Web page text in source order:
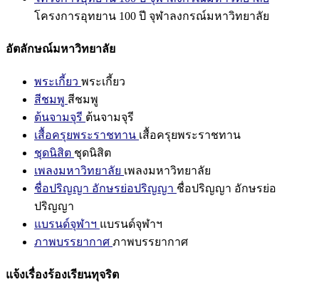
โครงการอุทยาน 100 ปี จุฬาลงกรณ์มหาวิทยาลัย
อัตลักษณ์มหาวิทยาลัย
พระเกี้ยว พระเกี้ยว
สีชมพู สีชมพู
ต้นจามจุรี ต้นจามจุรี
เสื้อครุยพระราชทาน เสื้อครุยพระราชทาน
ชุดนิสิต ชุดนิสิต
เพลงมหาวิทยาลัย เพลงมหาวิทยาลัย
ชื่อปริญญา อักษรย่อปริญญา ชื่อปริญญา อักษรย่อ
ปริญญา
แบรนด์จุฬาฯ แบรนด์จุฬาฯ
ภาพบรรยากาศ ภาพบรรยากาศ
แจ้งเรื่องร้องเรียนทุจริต